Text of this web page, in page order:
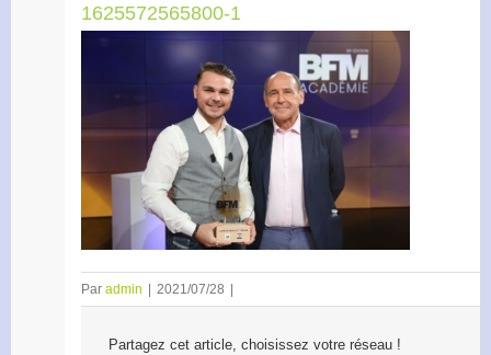
1625572565800-1
Par admin 2021/07/28
Partagez cet article, choisissez votre réseau !